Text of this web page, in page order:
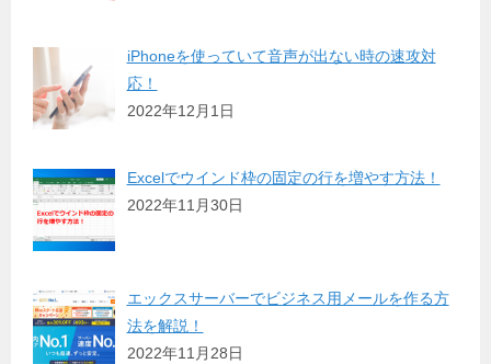
iPhoneを使っていて音声が出ない時の速攻対
応！
2022年12月1日
Excelでウインド枠の固定の行を増やす方法！
2022年11月30日
エックスサーバーでビジネス用メールを作る方
法を解説！
2022年11月28日